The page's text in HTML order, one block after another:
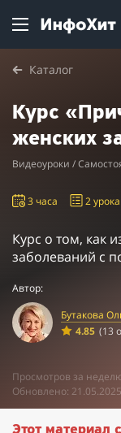
Каталог
Курс
женских
Видеоуроки /
3 часа 2 урока
Курс о том, как
заболеваний с
Автор:
Бутакова
4.85 (13
Просмотров за
Обновлено: 21.05.2025